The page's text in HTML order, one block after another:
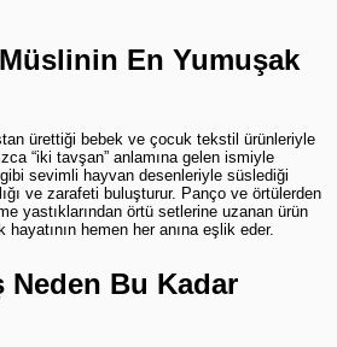
En Yumuşak
ürettiği bebek ve çocuk tekstil ürünleriyle
“iki tavşan” anlamına gelen ismiyle
sevimli hayvan desenleriyle süslediği
ve zarafeti buluşturur. Panço ve örtülerden
yastıklarından örtü setlerine uzanan ürün
hemen her anına eşlik eder.
Neden Bu Kadar